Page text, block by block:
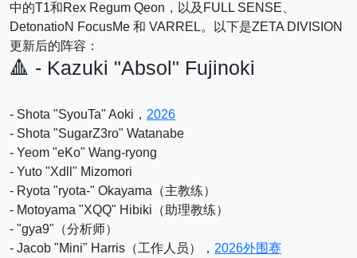
中的T1和Rex Regum Qeon，以及FULL SENSE、
DetonatioN FocusMe 和 VARREL。以下是ZETA DIVISION
更新后的阵容：
🔺 - Kazuki "Absol" Fujinoki
- Shota "SyouTa" Aoki， 2026
- Shota "SugarZ3ro" Watanabe
- Yeom "eKo" Wang-ryong
- Yuto "Xdll" Mizomori
- Ryota "ryota-" Okayama（主教练）
- Motoyama "XQQ" Hibiki（助理教练）
- "gya9"（分析师）
- Jacob "Mini" Harris（工作人员）， 2026外围赛